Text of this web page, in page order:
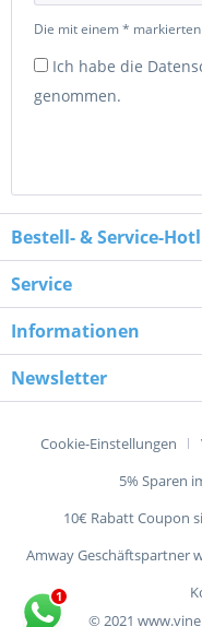
Die mit einem *
Ich habe die
genommen.
Bestell- & Service-
Service
Informationen
Newsletter
Cookie-Einstellungen
5% Sparen
10€ Rabatt Coupon
Amway Geschäftspartner
© 2021